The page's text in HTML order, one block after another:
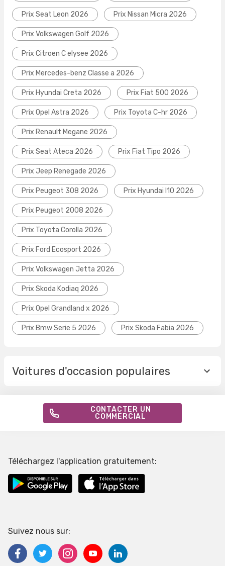
Prix Seat Leon 2026 Prix Nissan Micra 2026
Prix Volkswagen Golf 2026
Prix Citroen C elysee 2026
Prix Mercedes-benz Classe a 2026
Prix Hyundai Creta 2026 Prix Fiat 500 2026
Prix Opel Astra 2026 Prix Toyota C-hr 2026
Prix Renault Megane 2026
Prix Seat Ateca 2026 Prix Fiat Tipo 2026
Prix Jeep Renegade 2026
Prix Peugeot 308 2026 Prix Hyundai I10 2026
Prix Peugeot 2008 2026
Prix Toyota Corolla 2026
Prix Ford Ecosport 2026
Prix Volkswagen Jetta 2026
Prix Skoda Kodiaq 2026
Prix Opel Grandland x 2026
Prix Bmw Serie 5 2026 Prix Skoda Fabia 2026
Voitures d'occasion populaires
CONTACTER UN
COMMERCIAL
Téléchargez l'application gratuitement:
Suivez nous sur: